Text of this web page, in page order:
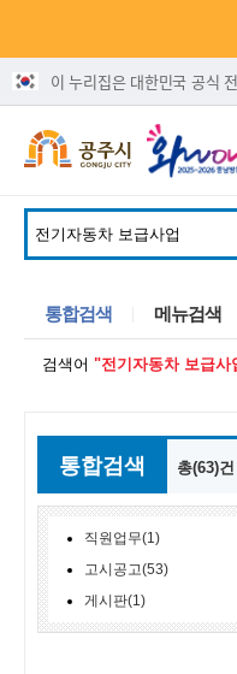
이 누리집은 대한민국 공식